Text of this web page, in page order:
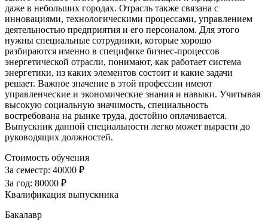
даже в небольших городах. Отрасль также связана с
инновациями, технологическими процессами, управлением
деятельностью предприятия и его персоналом. Для этого
нужны специальные сотрудники, которые хорошо
разбираются именно в специфике бизнес-процессов
энергетической отрасли, понимают, как работает система
энергетики, из каких элементов состоит и какие задачи
решает. Важное значение в этой профессии имеют
управленческие и экономические знания и навыки. Учитывая
высокую социальную значимость, специальность
востребована на рынке труда, достойно оплачивается.
Выпускник данной специальности легко может вырасти до
руководящих должностей.
Стоимость обучения
За семестр: 40000 ₽
За год: 80000 ₽
Квалификация выпускника
Бакалавр